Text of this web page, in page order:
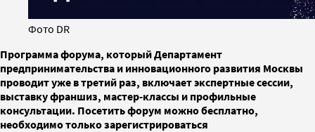
Фото DR
Программа форума, который Департамент
предпринимательства и инновационного развития Москвы
проводит уже в третий раз, включает экспертные сессии,
выставку франшиз, мастер-классы и профильные
консультации. Посетить форум можно бесплатно,
необходимо только зарегистрироваться